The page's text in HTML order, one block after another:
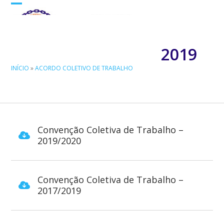
Skip
Open
Close
2019
INÍCIO »ACORDO COLETIVO DE TRABALHO
Convenção Coletiva de Trabalho –
2019/2020
Convenção Coletiva de Trabalho –
2017/2019